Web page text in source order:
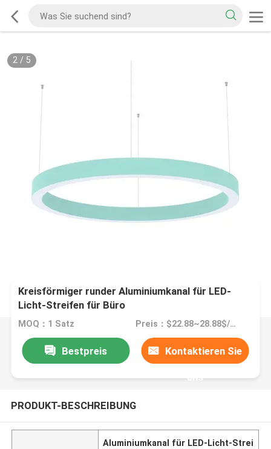
2/ 5
Kreisförmiger runder Aluminiumkanal für LED-
Licht-Streifen für Büro
MOQ：1 Satz Preis：$22.88~28.88$/SET
Bestpreis Kontaktieren Sie
uns
PRODUKT-BESCHREIBUNG
Aluminiumkanal für LED-Licht-Strei